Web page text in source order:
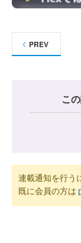
PREV
こ
連載通知を行う
既に会員の方は